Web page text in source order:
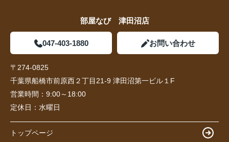
部屋なび 津田沼店
047-403-1880 お問い合わせ
〒274-0825
千葉県船橋市前原西２丁目21-9 津田沼第一ビル１F
営業時間： 9:00～18:00
定休日： 水曜日
トップページ